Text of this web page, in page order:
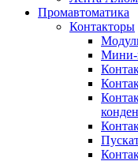
Промавтоматика
Контакторы
Мини-